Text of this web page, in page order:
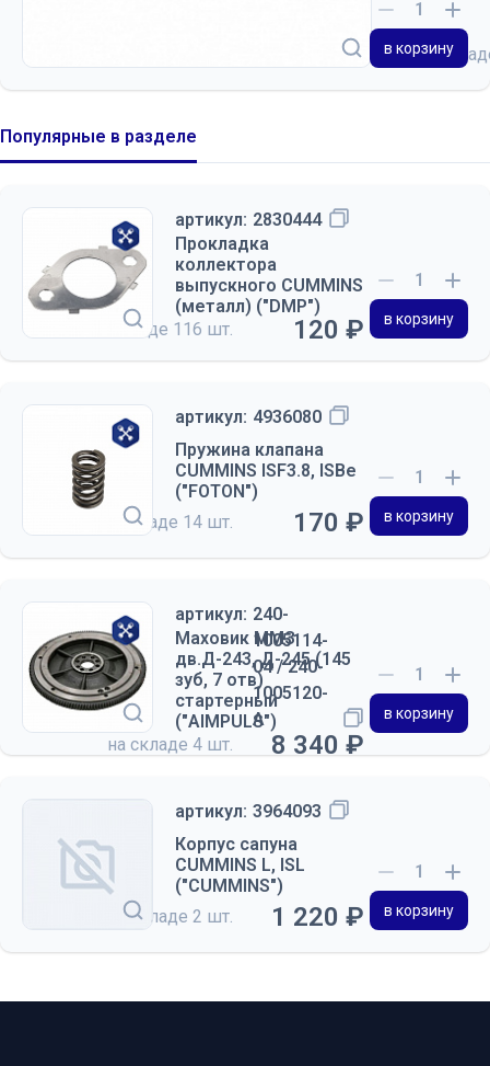
на
в корзину
Популярные в разделе
артикул: 2830444
Прокладка
коллектора
выпускного CUMMINS
(металл) ("DMP")
на складе 116 шт. 120 ₽ в корзину
артикул: 4936080
Пружина клапана
CUMMINS ISF3.8, ISBe
("FOTON")
на складе 14 шт. 170 ₽ в корзину
артикул: 240-
1005114-
04 / 240-
1005120-
А
Маховик ММЗ
дв.Д-243, Д-245 (145
зуб, 7 отв)
стартерный
("AIMPULS")
на складе 4 шт. 8 340 ₽
в корзину
артикул: 3964093
Корпус сапуна
CUMMINS L, ISL
("CUMMINS")
на складе 2 шт. 1 220 ₽ в корзину